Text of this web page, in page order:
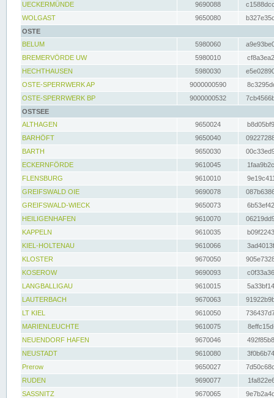
UECKERMÜNDE
9690088
WOLGAST
9650080
OSTE
BELUM
5980060
BREMERVÖRDE UW
5980010
HECHTHAUSEN
5980030
OSTE-SPERRWERK AP
9000000590
OSTE-SPERRWERK BP
9000000532
OSTSEE
ALTHAGEN
9650024
BARHÖFT
9650040
BARTH
9650030
ECKERNFÖRDE
9610045
FLENSBURG
9610010
GREIFSWALD OIE
9690078
GREIFSWALD-WIECK
9650073
HEILIGENHAFEN
9610070
KAPPELN
9610035
KIEL-HOLTENAU
9610066
KLOSTER
9670050
KOSEROW
9690093
LANGBALLIGAU
9610015
LAUTERBACH
9670063
LT KIEL
9610050
MARIENLEUCHTE
9610075
NEUENDORF HAFEN
9670046
NEUSTADT
9610080
Prerow
9650027
RUDEN
9690077
SASSNITZ
9670065